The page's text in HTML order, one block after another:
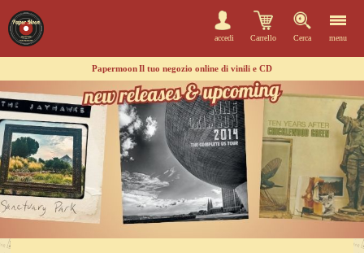
accedi Carrello Cerca menu
PapermoonIl tuo negozio online di vinili e CD